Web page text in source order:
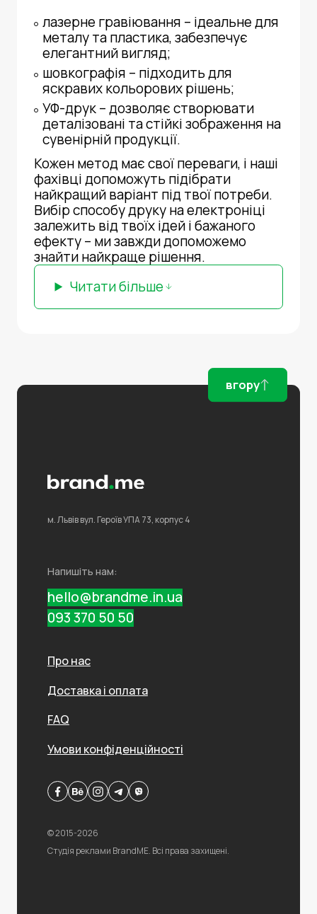
лазерне гравіювання – ідеальне для
металу та пластика, забезпечує
елегантний вигляд;
шовкографія – підходить для
яскравих кольорових рішень;
УФ-друк – дозволяє створювати
деталізовані та стійкі зображення на
сувенірній продукції.
Кожен метод має свої переваги, і наші
фахівці допоможуть підібрати
найкращий варіант під твої потреби.
Вибір способудруку на електроніці
залежить від твоїх ідей і бажаного
ефекту – ми завжди допоможемо
знайти найкраще рішення.
Читати більше
Про нас
Доставка і оплата
FAQ
Умови конфіденційності
© 2015-2026
Студія реклами BrandME. Всі права захищені.
м. Львіввул. Героїв УПА 73, корпус 4
Напишіть нам:
hello@brandme.in.ua
093 370 50 50
вгору